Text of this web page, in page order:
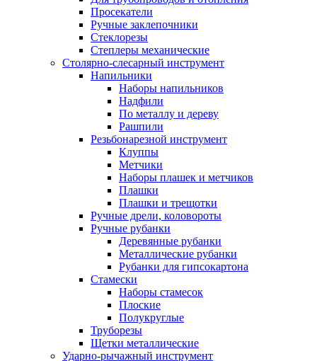
Просекатели
Ручные заклепочники
Стеклорезы
Степлеры механические
Столярно-слесарный инструмент
Напильники
Наборы напильников
Надфили
По металлу и дереву
Рашпили
Резьбонарезной инструмент
Клуппы
Метчики
Наборы плашек и метчиков
Плашки
Плашки и трещотки
Ручные дрели, коловороты
Ручные рубанки
Деревянные рубанки
Металлические рубанки
Рубанки для гипсокартона
Стамески
Наборы стамесок
Плоские
Полукруглые
Труборезы
Щетки металлические
Ударно-рычажный инструмент